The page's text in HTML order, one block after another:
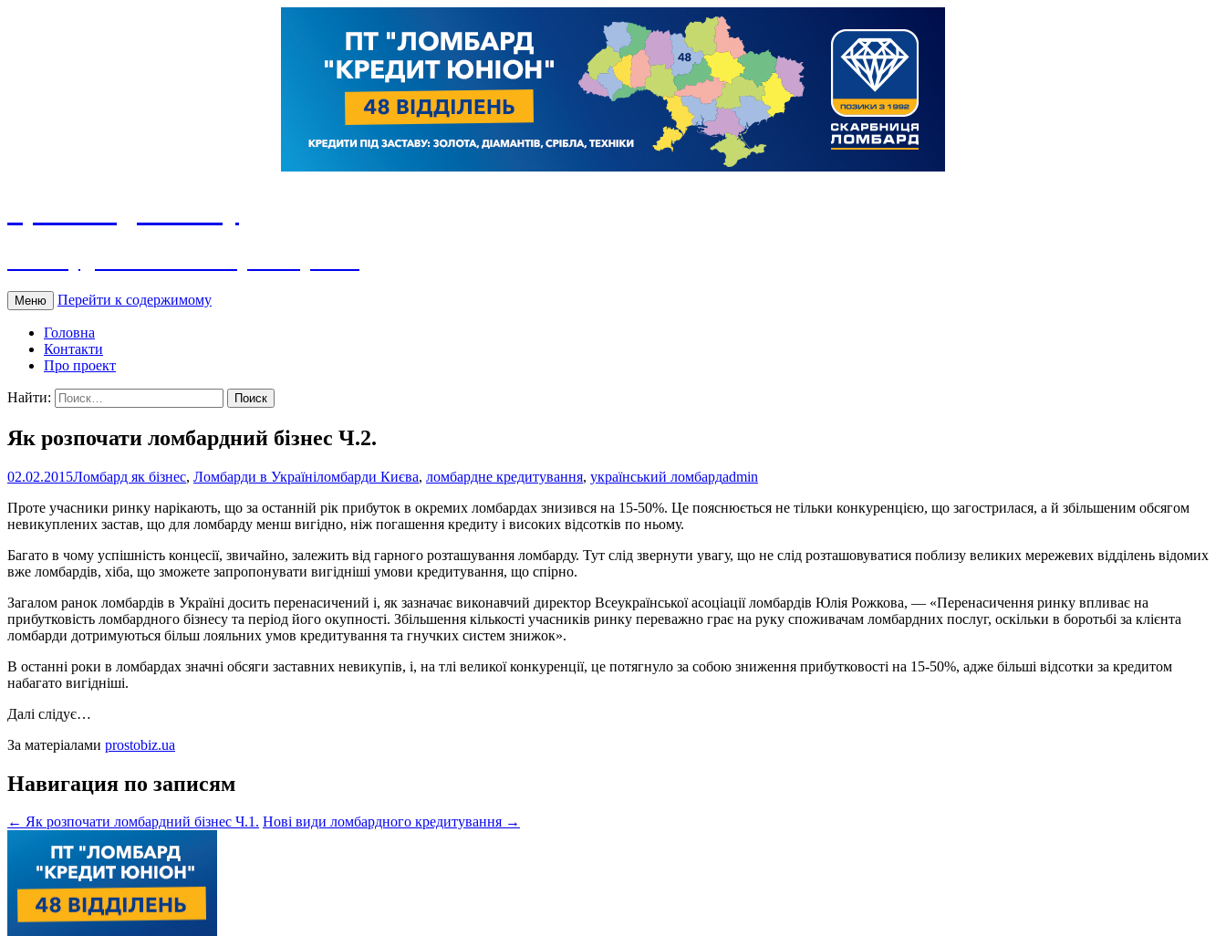
Меню Перейти к содержимому
Головна
Контакти
Про проект
Найти:
Як розпочати ломбардний бізнес Ч.2.
02.02.2015Ломбард як бізнес, Ломбарди в Україніломбарди Києва, ломбардне кредитування, український ломбардadmin
Проте учасники ринку нарікають, що за останній рік прибуток в окремих ломбардах знизився на 15-50%. Це пояснюється не тільки конкуренцією, що загострилася, а й збільшеним обсягом
невикуплених застав, що для ломбарду менш вигідно, ніж погашення кредиту і високих відсотків по ньому.
Багато в чому успішність концесії, звичайно, залежить від гарного розташування ломбарду. Тут слід звернути увагу, що не слід розташовуватися поблизу великих мережевих відділень відомих
вже ломбардів, хіба, що зможете запропонувати вигідніші умови кредитування, що спірно.
Загалом ранок ломбардів в Україні досить перенасичений і, як зазначає виконавчий директор Всеукраїнської асоціації ломбардів Юлія Рожкова, — «Перенасичення ринку впливає на
прибутковість ломбардного бізнесу та період його окупності. Збільшення кількості учасників ринку переважно грає на руку споживачам ломбардних послуг, оскільки в боротьбі за клієнта
ломбарди дотримуються більш лояльних умов кредитування та гнучких систем знижок».
В останні роки в ломбардах значні обсяги заставних невикупів, і, на тлі великої конкуренції, це потягнуло за собою зниження прибутковості на 15-50%, адже більші відсотки за кредитом
набагато вигідніші.
Далі слідує…
За матеріалами prostobiz.ua
Навигация по записям
← Як розпочати ломбардний бізнес Ч.1. Нові види ломбардного кредитування →